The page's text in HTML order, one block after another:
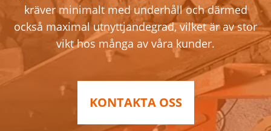
kräver minimalt med underhåll och därmed
också maximal utnyttjandegrad, vilket är av stor
vikt hos många av våra kunder.
KONTAKTA OSS